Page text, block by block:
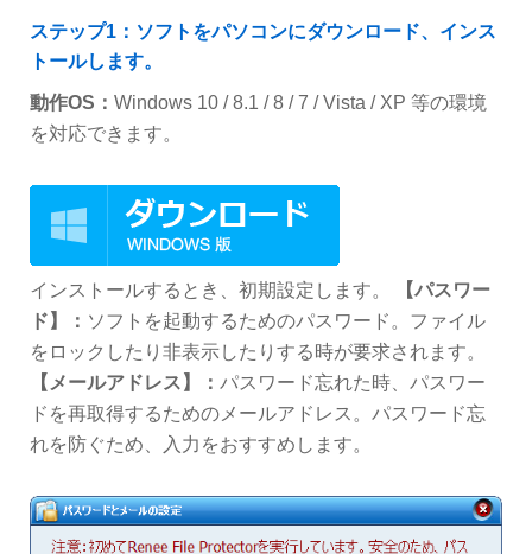
ステップ1：ソフトをパソコンにダウンロード、インス
トールします。
動作OS： Windows 10 / 8.1 / 8 / 7 / Vista / XP 等の環境
を対応できます。
インストールするとき、初期設定します。
【パスワー
ド】： ソフトを起動するためのパスワード。ファイル
をロックしたり非表示したりする時が要求されます。
【メールアドレス】： パスワード忘れた時、パスワー
ドを再取得するためのメールアドレス。パスワード忘
れを防ぐため、入力をおすすめします。